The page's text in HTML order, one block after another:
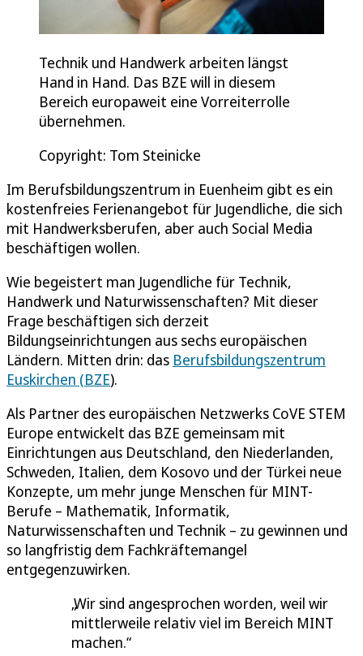
Technik und Handwerk arbeiten längst
Hand in Hand. Das BZE will in diesem
Bereich europaweit eine Vorreiterrolle
übernehmen.
Copyright: Tom Steinicke
Im Berufsbildungszentrum in Euenheim gibt es ein
kostenfreies Ferienangebot für Jugendliche, die sich
mit Handwerksberufen, aber auch Social Media
beschäftigen wollen.
Wie begeistert man Jugendliche für Technik,
Handwerk und Naturwissenschaften? Mit dieser
Frage beschäftigen sich derzeit
Bildungseinrichtungen aus sechs europäischen
Ländern. Mitten drin: das Berufsbildungszentrum
Euskirchen (BZE).
Als Partner des europäischen Netzwerks CoVE STEM
Europe entwickelt das BZE gemeinsam mit
Einrichtungen aus Deutschland, den Niederlanden,
Schweden, Italien, dem Kosovo und der Türkei neue
Konzepte, um mehr junge Menschen für MINT-
Berufe – Mathematik, Informatik,
Naturwissenschaften und Technik – zu gewinnen und
so langfristig dem Fachkräftemangel
entgegenzuwirken.
Wir sind angesprochen worden, weil wir
mittlerweile relativ viel im Bereich MINT
machen.